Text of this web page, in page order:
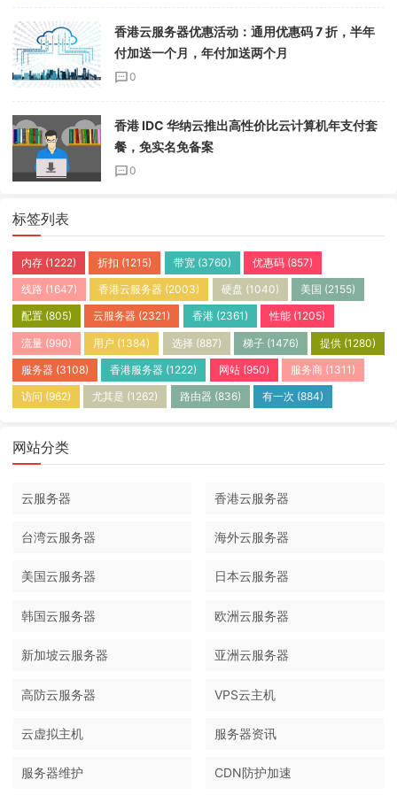
香港云服务器优惠活动：通用优惠码 7 折，半年
付加送一个月，年付加送两个月
0
香港 IDC 华纳云推出高性价比云计算机年支付套
餐，免实名免备案
0
标签列表
内存 (1222) 折扣 (1215) 带宽(3760) 优惠码(857)
线路 (1647) 香港云服务器 (2003) 硬盘 (1040) 美国 (2155)
配置 (805) 云服务器 (2321) 香港(2361) 性能(1205)
流量 (990) 用户 (1384) 选择 (887) 梯子(1476) 提供 (1280)
服务器 (3108) 香港服务器 (1222) 网站(950) 服务商(1311)
访问 (962) 尤其是 (1262) 路由器 (836) 有一次 (884)
网站分类
云服务器 香港云服务器
台湾云服务器 海外云服务器
美国云服务器 日本云服务器
韩国云服务器 欧洲云服务器
新加坡云服务器 亚洲云服务器
高防云服务器 VPS云主机
云虚拟主机 服务器资讯
服务器维护 CDN防护加速